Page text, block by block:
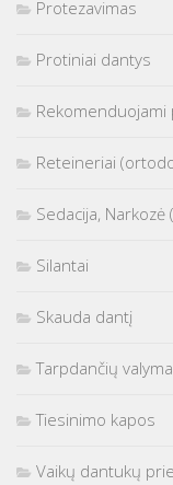
Protezavimas
Protiniai dantys
Rekomenduojami
Reteineriai
Sedacija,
Silantai
Skauda dantį
Tarpdančių
Tiesinimo kapos
Vaikų dantukų